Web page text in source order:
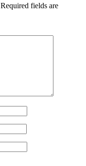
Required fields are